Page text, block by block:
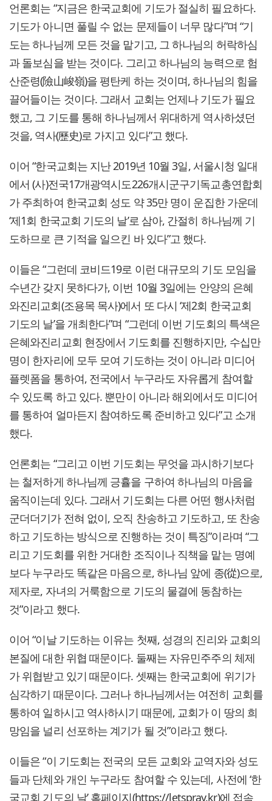
언론회는 “지금은 한국교회에 기도가 절실히 필요하다.
기도가 아니면 풀릴 수 없는 문제들이 너무 많다”며 “기
도는 하나님께 모든 것을 맡기고, 그 하나님의 허락하심
과 돌보심을 받는 것이다. 그리고 하나님의 능력으로 험
산준령(險山峻嶺)을 평탄케 하는 것이며, 하나님의 힘을
끌어들이는 것이다. 그래서 교회는 언제나 기도가 필요
했고, 그 기도를 통해 하나님께서 위대하게 역사하셨던
것을, 역사(歷史)로 가지고 있다”고 했다.
이어 “한국교회는 지난 2019년 10월 3일, 서울시청 일대
에서 (사)전국17개광역시도226개시군구기독교총연합회
가 주최하여 한국교회 성도 약 35만 명이 운집한 가운데
‘제1회 한국교회 기도의 날’로 삼아, 간절히 하나님께 기
도하므로 큰 기적을 일으킨 바 있다”고 했다.
이들은 “그런데 코비드19로 이런 대규모의 기도 모임을
수년간 갖지 못하다가, 이번 10월 3일에는 안양의 은혜
와진리교회(조용목 목사)에서 또 다시 ‘제2회 한국교회
기도의 날’을 개최한다”며 “그런데 이번 기도회의 특색은
은혜와진리교회 현장에서 기도회를 진행하지만, 수십만
명이 한자리에 모두 모여 기도하는 것이 아니라 미디어
플렛폼을 통하여, 전국에서 누구라도 자유롭게 참여할
수 있도록 하고 있다. 뿐만이 아니라 해외에서도 미디어
를 통하여 얼마든지 참여하도록 준비하고 있다”고 소개
했다.
언론회는 “그리고 이번 기도회는 무엇을 과시하기보다
는 철저하게 하나님께 긍휼을 구하여 하나님의 마음을
움직이는데 있다. 그래서 기도회는 다른 어떤 행사처럼
군더더기가 전혀 없이, 오직 찬송하고 기도하고, 또 찬송
하고 기도하는 방식으로 진행하는 것이 특징”이라며 “그
리고 기도회를 위한 거대한 조직이나 직책을 맡는 명예
보다 누구라도 똑같은 마음으로, 하나님 앞에 종(從)으로,
제자로, 자녀의 거룩함으로 기도의 물결에 동참하는
것”이라고 했다.
이어 “이날 기도하는 이유는 첫째, 성경의 진리와 교회의
본질에 대한 위협 때문이다. 둘째는 자유민주주의 체제
가 위협받고 있기 때문이다. 셋째는 한국교회에 위기가
심각하기 때문이다. 그러나 하나님께서는 여전히 교회를
통하여 일하시고 역사하시기 때문에, 교회가 이 땅의 희
망임을 널리 선포하는 계기가 될 것”이라고 했다.
이들은 “이 기도회는 전국의 모든 교회와 교역자와 성도
들과 단체와 개인 누구라도 참여할 수 있는데, 사전에 ‘한
국교회 기도의 날’ 홈페이지(https://letspray.kr)에 접속